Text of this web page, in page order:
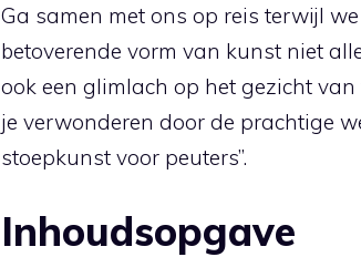
Ga samen met ons op reis terwijl
betoverende vorm van kunst niet
ook een glimlach op het gezicht
je verwonderen door de prachtige
stoepkunst voor peuters”.
Inhoudsopgave